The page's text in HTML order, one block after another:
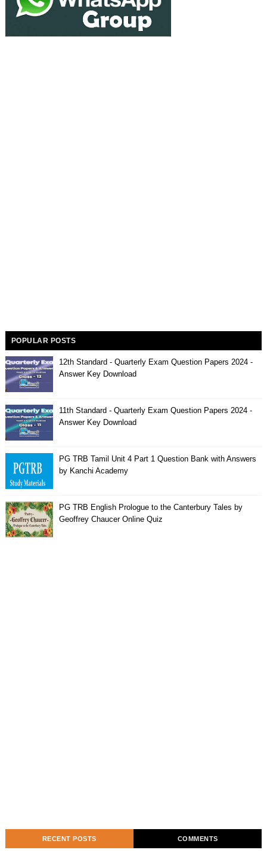
POPULAR POSTS
12th Standard - Quarterly Exam Question Papers 2024 -
Answer Key Download
11th Standard - Quarterly Exam Question Papers 2024 -
Answer Key Download
PG TRB Tamil Unit 4 Part 1 Question Bank with Answers
by Kanchi Academy
PG TRB English Prologue to the Canterbury Tales by
Geoffrey Chaucer Online Quiz
RECENT POSTS COMMENTS